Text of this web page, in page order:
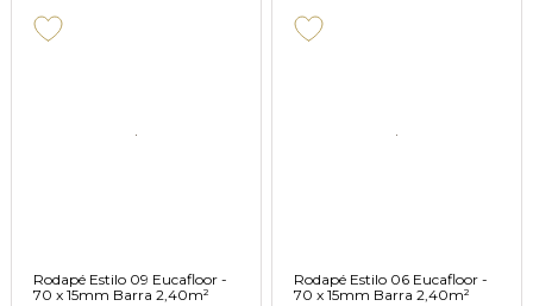
Rodapé Estilo 09 Eucafloor -
70 x 15mm Barra 2,40m²
Rodapé Estilo 06 Eucafloor -
70 x 15mm Barra 2,40m²